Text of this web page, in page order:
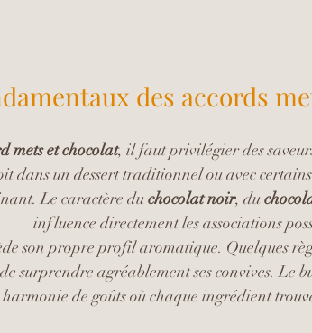
des accords
mets et chocolat, il faut privilégier des
dans un dessert traditionnel ou avec
Le caractère du chocolat noir, du
influence directement les associations
son propre profil aromatique. Quelques
surprendre agréablement ses convives. Le
harmonie de goûts où chaque ingrédient